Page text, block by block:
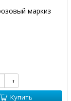
маркиз
+
Купить